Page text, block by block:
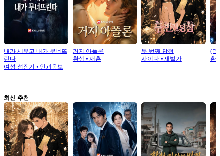
내가 세우고 내가 무너뜨
린다
여성 성장기 ⦁ 인과응보
거지 아폴론
환생 ⦁ 재혼
두 번째 당첨
사이다⦁ 재벌가
(더
환
최신 추천